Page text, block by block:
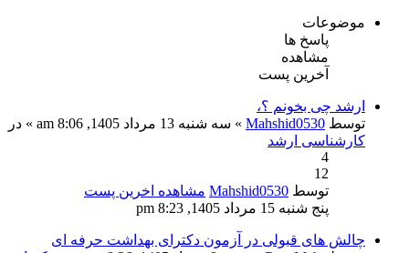
موضوعات
پاسخ ها
مشاهده
آخرین پست
ارشد چی بخونم ؟،
توسط Mahshid0530 » سه شنبه 13 مرداد 1405, 8:06 am » در
کارشناسی ارشد
4
12
توسط Mahshid0530 مشاهده اخرین پست
پنج شنبه 15 مرداد 1405, 8:23 pm
چالش های قبولی در آزمون دکترای بهداشت حرفه ای